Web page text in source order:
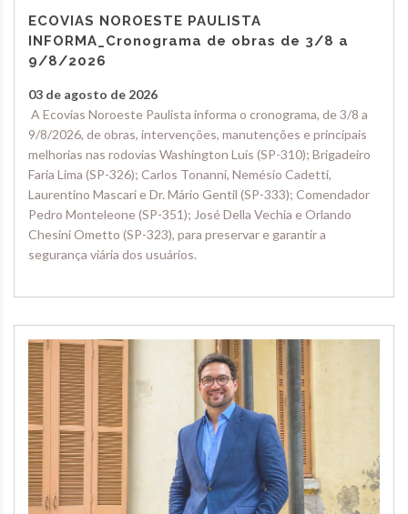
ECOVIAS NOROESTE PAULISTA
INFORMA_Cronograma de obras de 3/8 a
9/8/2026
03 de agosto de 2026
A Ecovias Noroeste Paulista informa o cronograma, de 3/8 a
9/8/2026, de obras, intervenções, manutenções e principais
melhorias nas rodovias Washington Luís (SP-310); Brigadeiro
Faria Lima (SP-326); Carlos Tonanni, Nemésio Cadetti,
Laurentino Mascari e Dr. Mário Gentil (SP-333); Comendador
Pedro Monteleone (SP-351); José Della Vechia e Orlando
Chesini Ometto (SP-323), para preservar e garantir a
segurança viária dos usuários.